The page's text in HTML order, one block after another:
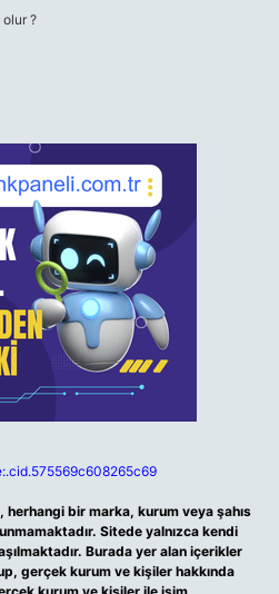
olur ?
bir marka, kurum veya şahıs
Sitede yalnızca kendi
Burada yer alan içerikler
gerçek kurum ve kişiler hakkında